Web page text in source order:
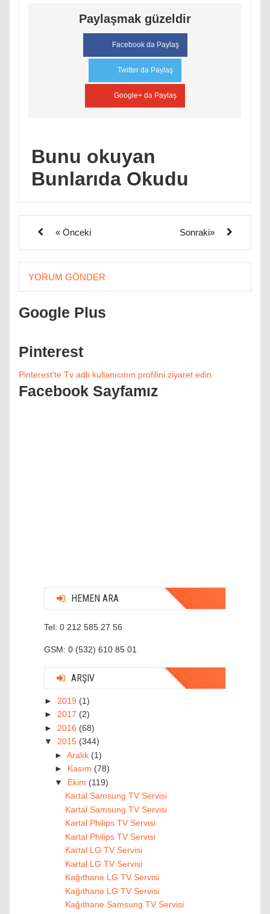
Paylaşmak güzeldir
Facebook da Paylaş
Twitter da Paylaş
Google+ da Paylaş
Bunu okuyan
Bunlarıda Okudu
« Önceki Sonraki»
YORUM GÖNDER
Google Plus
Pinterest
Pinterest'te Tv adlı kullanıcının profilini ziyaret edin.
Facebook Sayfamız
HEMEN ARA
Tel: 0 212 585 27 56
GSM: 0 (532) 610 85 01
ARŞIV
► 2019 (1)
► 2017 (2)
► 2016 (68)
▼ 2015 (344)
► Aralık (1)
► Kasım (78)
▼ Ekim (119)
Kartal Samsung TV Servisi
Kartal Samsung TV Servisi
Kartal Philips TV Servisi
Kartal Philips TV Servisi
Kartal LG TV Servisi
Kartal LG TV Servisi
Kağıthane LG TV Servisi
Kağıthane LG TV Servisi
Kağıthane Samsung TV Servisi